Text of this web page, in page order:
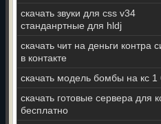
скачать звуки для css v34
станданртные для hldj
скачать чит на деньги контра
в контакте
скачать модель бомбы на кс 1
скачать готовые сервера для
бесплатно